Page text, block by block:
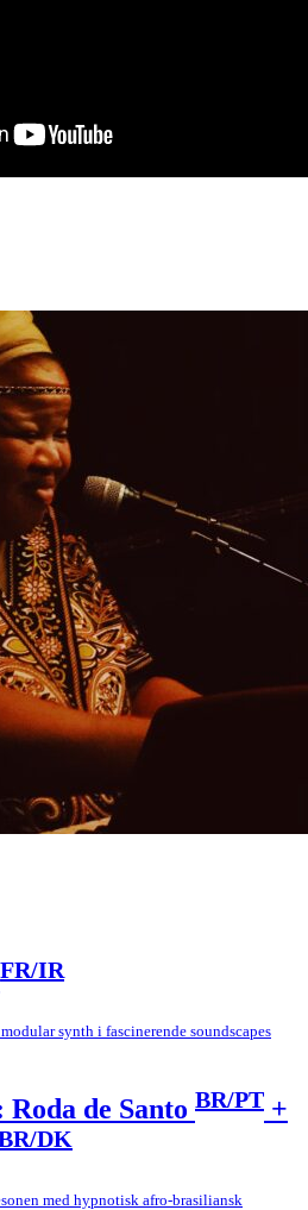
FR/IR
synth i fascinerende soundscapes
de Santo BR/PT +
DK
med hypnotisk afro-brasiliansk